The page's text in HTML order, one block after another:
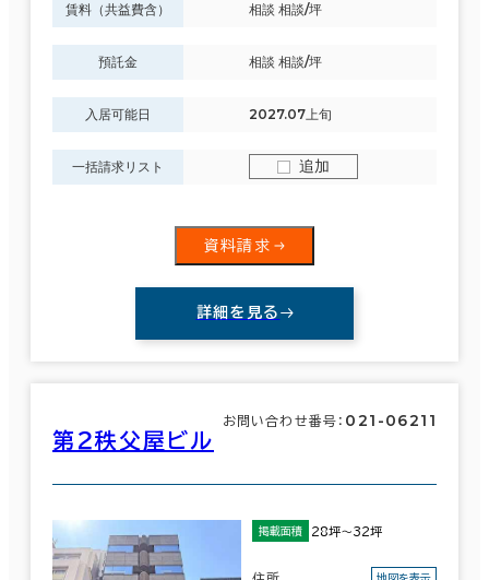
賃料（共益費含） 相談 相談/坪
預託金 相談 相談/坪
入居可能日 2027.07上旬
一括請求リスト 追加
資料請求
詳細を見る
第２秩父屋ビル
お問い合わせ番号： 021-06211
掲載面積 28坪～32坪